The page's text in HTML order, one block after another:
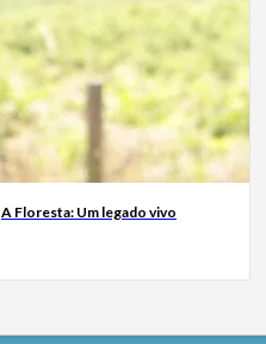
A Floresta: Um legado vivo